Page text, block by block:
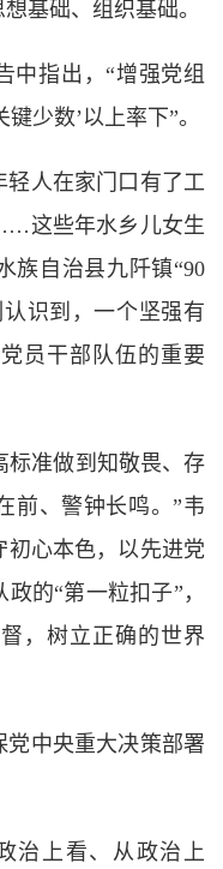
基础、组织基础。
中指出，“增强党组
少数’以上率下”。
人在家门口有了工
这些年水乡儿女生
族自治县九阡镇“90
识到，一个坚强有
员干部队伍的重要
标准做到知敬畏、存
前、警钟长鸣。”韦
初心本色，以先进党
的“第一粒扣子”，
，树立正确的世界
党中央重大决策部署
治上看、从政治上